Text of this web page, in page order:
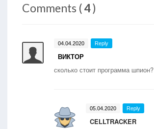
Comments (4)
04.04.2020 Reply
ВИКТОР
сколько стоит программа шпион?
05.04.2020 Reply
CELLTRACKER